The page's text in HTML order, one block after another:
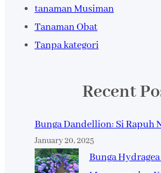
tanaman Musiman
Tanaman Obat
Tanpa kategori
Recent
Bunga Dandellion: Si Rapuh
January 20, 2025
Bunga